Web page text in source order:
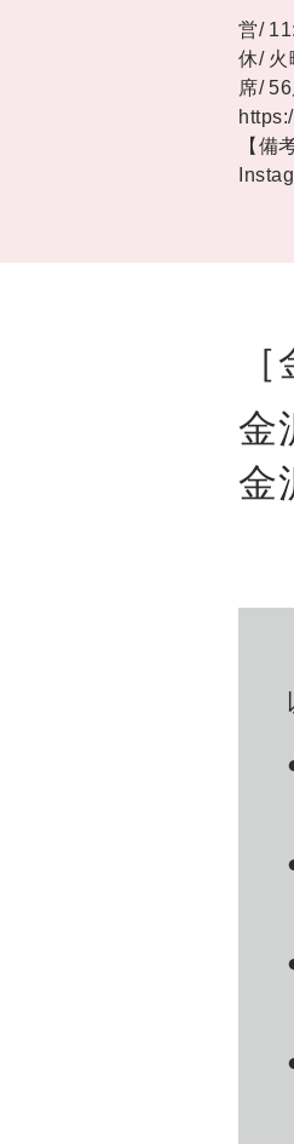
火
【備
金
金